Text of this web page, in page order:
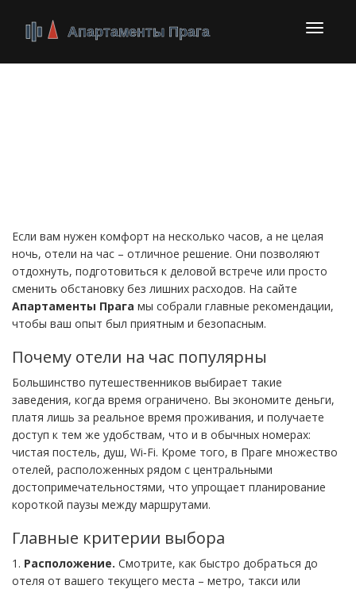
Если вам нужен комфорт на несколько часов, а не целая
ночь, отели на час – отличное решение. Они позволяют
отдохнуть, подготовиться к деловой встрече или просто
сменить обстановку без лишних расходов. На сайте
Апартаменты Прага мы собрали главные рекомендации,
чтобы ваш опыт был приятным и безопасным.
Почему отели на час популярны
Большинство путешественников выбирает такие
заведения, когда время ограничено. Вы экономите деньги,
платя лишь за реальное время проживания, и получаете
доступ к тем же удобствам, что и в обычных номерах:
чистая постель, душ, Wi‑Fi. Кроме того, в Праге множество
отелей, расположенных рядом с центральными
достопримечательностями, что упрощает планирование
короткой паузы между маршрутами.
Главные критерии выбора
1. Расположение. Смотрите, как быстро добраться до
отеля от вашего текущего места – метро, такси или